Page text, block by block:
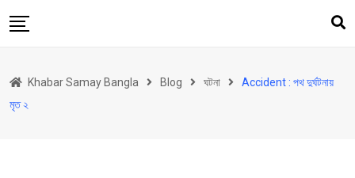
to
উত্তরবঙ্গ
Khabar Samay Bangla Blog ঘটনা
Accident : পথ দুর্ঘটনায়
মৃত ২